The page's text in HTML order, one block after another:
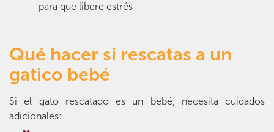
para que libere estrés
Qué hacer si rescatas a un
gatico bebé
Si el gato rescatado es un bebé, necesita cuidados
adicionales: